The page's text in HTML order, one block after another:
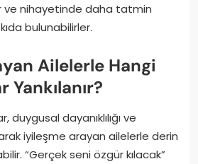
ve nihayetinde daha tatmin
bulunabilirler.
Ailelerle Hangi
Yankılanır?
duygusal dayanıklılığı ve
iyileşme arayan ailelerle derin
“Gerçek seni özgür kılacak”